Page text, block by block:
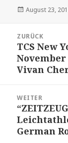
Veröffentlicht
August 23,
Navigation
ZURÜCK
Vorheriger
Beitrag:
TCS New
November
Vivan
WEITER
Nächster
Beitrag:
German